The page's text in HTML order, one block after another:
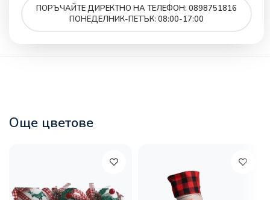
ПОРЪЧАЙТЕ ДИРЕКТНО НА ТЕЛЕФОН: 0898751816
ПОНЕДЕЛНИК-ПЕТЪК: 08:00-17:00
Още цветове